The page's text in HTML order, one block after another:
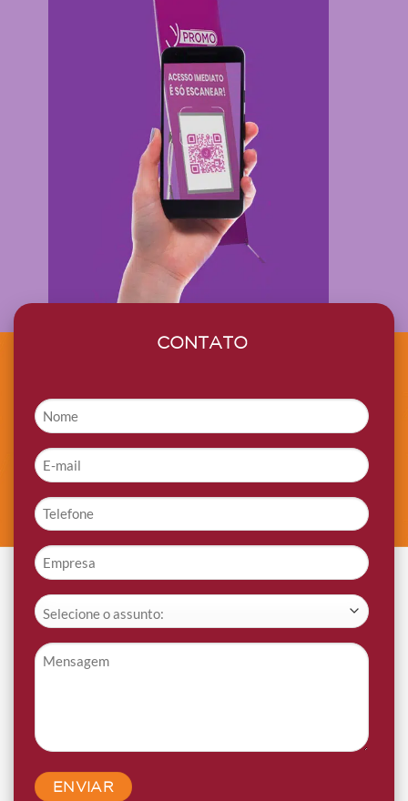
CONTATO
Nome
*
E-
mail
*
Telefone
*
Empresa
*
Assunto
*
Mensagem